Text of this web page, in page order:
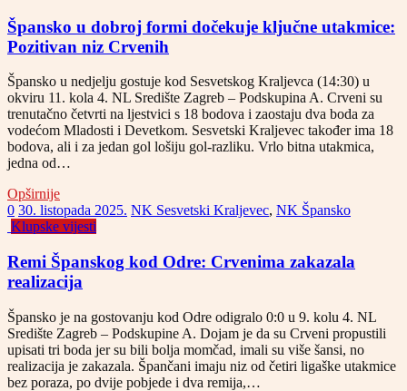
Špansko u dobroj formi dočekuje ključne utakmice:
Pozitivan niz Crvenih
Špansko u nedjelju gostuje kod Sesvetskog Kraljevca (14:30) u
okviru 11. kola 4. NL Središte Zagreb – Podskupina A. Crveni su
trenutačno četvrti na ljestvici s 18 bodova i zaostaju dva boda za
vodećom Mladosti i Devetkom. Sesvetski Kraljevec također ima 18
bodova, ali i za jedan gol lošiju gol-razliku. Vrlo bitna utakmica,
jedna od…
Opširnije
0 30. listopada 2025. NK Sesvetski Kraljevec, NK Špansko
Klupske vijesti
Remi Španskog kod Odre: Crvenima zakazala
realizacija
Špansko je na gostovanju kod Odre odigralo 0:0 u 9. kolu 4. NL
Središte Zagreb – Podskupine A. Dojam je da su Crveni propustili
upisati tri boda jer su bili bolja momčad, imali su više šansi, no
realizacija je zakazala. Špančani imaju niz od četiri ligaške utakmice
bez poraza, po dvije pobjede i dva remija,…